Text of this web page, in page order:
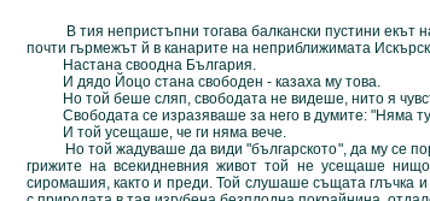
В тия непристъпни тогава балкански пустини екът
почти гърмежът й в канарите на неприближимата
Настана своодна България.
И дядо Йоцо стана свободен - казаха му това.
Но той беше сляп, свободата не видеше, нито я
Свободата се изразяваше за него в думите: "Няма
И той усещаше, че ги няма вече.
Но той жадуваше да види "българското", да му се
грижите на всекидневния живот той не усещаше
сиромашия, както и преди. Той слушаше същата глъчка